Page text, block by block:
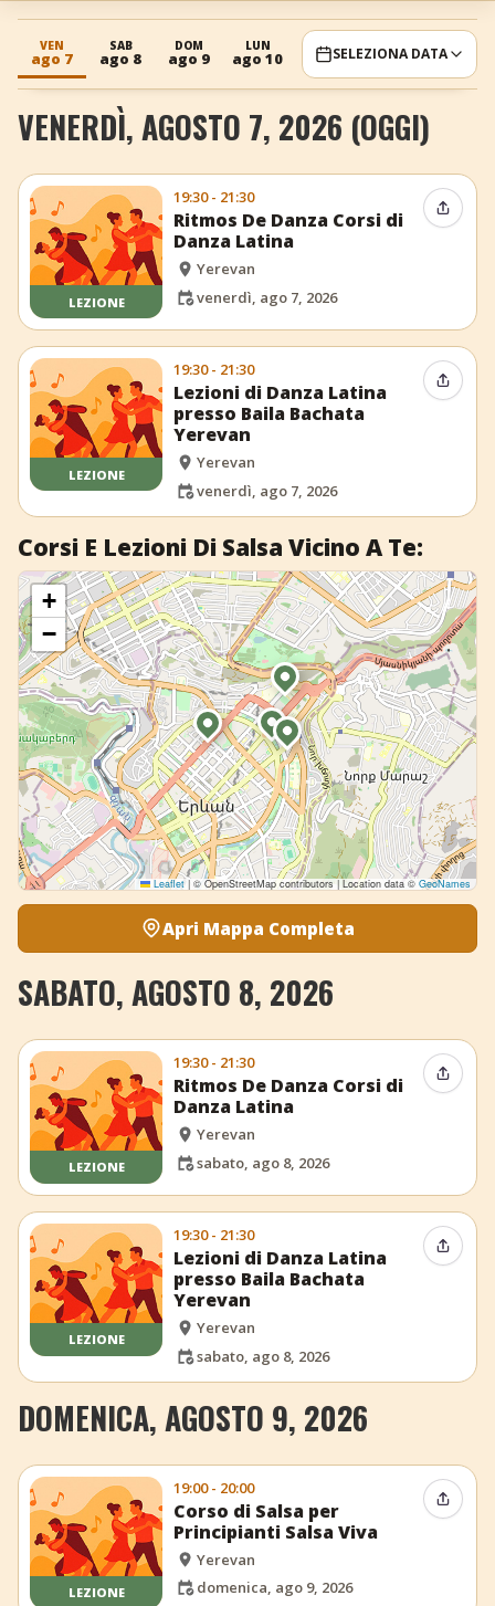
+ Aggiungi evento
VEN
ago 7
SAB
ago 8
DOM
ago 9
LUN
ago 10
MAR
ago 11 ago 12 ago 13
SELEZIONA DATA
VENERDÌ, AGOSTO 7, 2026 (OGGI)
LEZIONE
19:30 - 21:30
Ritmos De Danza Corsi di
Danza Latina
Yerevan
venerdì, ago 7, 2026
LEZIONE
19:30 - 21:30
Lezioni di Danza Latina
presso Baila Bachata
Yerevan
Yerevan
venerdì, ago 7, 2026
Corsi E Lezioni Di Salsa Vicino A Te:
+
−
Leaflet | © OpenStreetMap contributors | Location data © GeoNames
Apri Mappa Completa
SABATO, AGOSTO 8, 2026
LEZIONE
19:30 - 21:30
Ritmos De Danza Corsi di
Danza Latina
Yerevan
sabato, ago 8, 2026
LEZIONE
19:30 - 21:30
Lezioni di Danza Latina
presso Baila Bachata
Yerevan
Yerevan
sabato, ago 8, 2026
DOMENICA, AGOSTO 9, 2026
LEZIONE
19:00 - 20:00
Corso di Salsa per
Principianti Salsa Viva
Yerevan
domenica, ago 9, 2026